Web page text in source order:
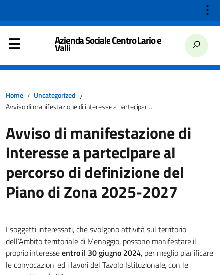
⋮
Azienda Sociale Centro Lario e
Valli
Home / Uncategorized /
Avviso di manifestazione di interesse a partecipare al percorso di definizione del Piano di Zona 2025-2027
Avviso di manifestazione di
interesse a partecipare al
percorso di definizione del
Piano di Zona 2025-2027
I soggetti interessati, che svolgono attività sul territorio
dell’Ambito territoriale di Menaggio, possono manifestare il
proprio interesseentro il 30 giugno 2024, per meglio pianificare
le convocazioni ed i lavori del Tavolo Istituzionale, con le